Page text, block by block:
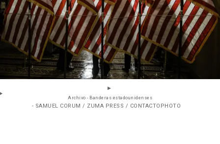
Archivo - Banderas estadounidenses
- SAMUEL CORUM / ZUMA PRESS / CONTACTOPHOTO